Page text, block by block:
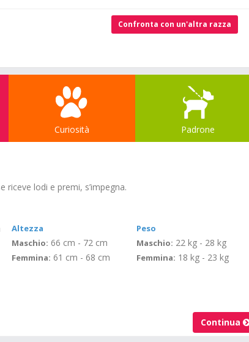
Confronta con un'altra razza
Curiosità Padrone
lodi e premi, s’impegna.
Altezza
Maschio: 66 cm - 72 cm
Femmina: 61 cm - 68 cm
Peso
Maschio: 22 kg - 28 kg
Femmina: 18 kg - 23 kg
Continua